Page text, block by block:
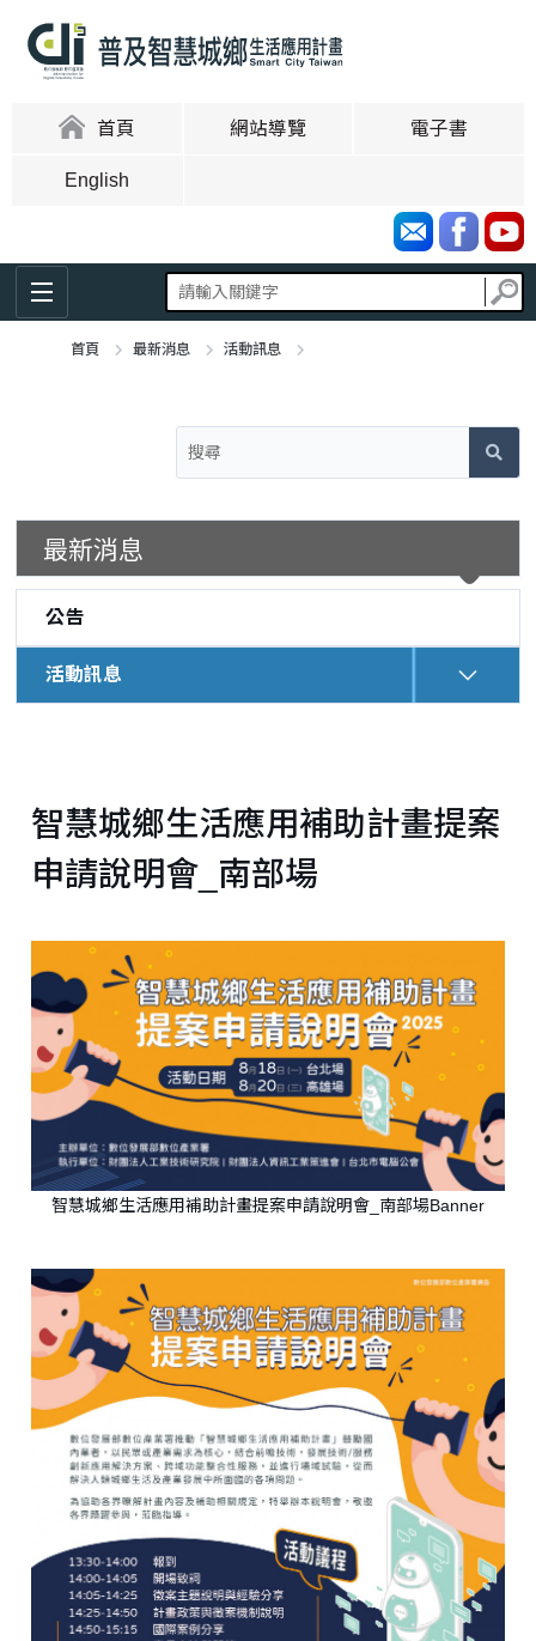
首頁 網站導覽 電子書
English
首頁 最新消息 活動訊息
最新消息
公告
活動訊息
智慧城鄉生活應用補助計畫提案
申請說明會_南部場
智慧城鄉生活應用補助計畫提案申請說明會_南部場Banner